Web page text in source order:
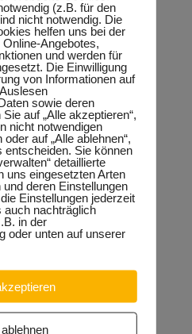
Senkung der
das System der beruflichen
Vergleich zeigt. Die Förderung
EU ist ein notwendiger Schritt,
richtige
ist falsches Signal
mit in der Verantwortung
für die Europachaussee
Ausbildung werden in der
(z.B. für den
nicht notwendig. Die
helfen uns bei der
Angebotes,
und werden für
Die Einwilligung
von Informationen auf
sowie deren
auf „Alle akzeptieren“,
nicht notwendigen
auf „Alle ablehnen“,
entscheiden. Sie können
detaillierte
uns eingesetzten Arten
deren Einstellungen
Einstellungen jederzeit
auch nachträglich
in der
oder unten auf unserer